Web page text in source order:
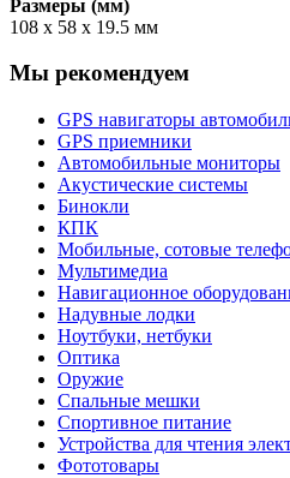
Размеры (мм)
108 х 58 х 19.5 мм
Мы рекомендуем
GPS навигаторы
GPS приемники
Автомобильные мониторы
Акустические системы
Бинокли
КПК
Мобильные, сотовые
Мультимедиа
Навигационное
Надувные лодки
Ноутбуки, нетбуки
Оптика
Оружие
Спальные мешки
Спортивное питание
Устройства для чтения
Фототовары